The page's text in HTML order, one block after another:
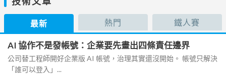
最新 熱門 鐵人賽
AI 協作不是發帳號：企業要先畫出四條責任邊界
公司替工程師開好企業版 AI 帳號，治理其實還沒開始。 帳號只解決
「誰可以登入」...